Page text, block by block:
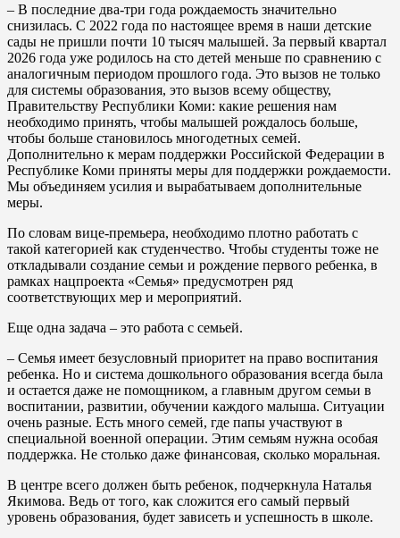
– В последние два-три года рождаемость значительно
снизилась. С 2022 года по настоящее время в наши детские
сады не пришли почти 10 тысяч малышей. За первый квартал
2026 года уже родилось на сто детей меньше по сравнению с
аналогичным периодом прошлого года. Это вызов не только
для системы образования, это вызов всему обществу,
Правительству Республики Коми: какие решения нам
необходимо принять, чтобы малышей рождалось больше,
чтобы больше становилось многодетных семей.
Дополнительно к мерам поддержки Российской Федерации в
Республике Коми приняты меры для поддержки рождаемости.
Мы объединяем усилия и вырабатываем дополнительные
меры.
По словам вице-премьера, необходимо плотно работать с
такой категорией как студенчество. Чтобы студенты тоже не
откладывали создание семьи и рождение первого ребенка, в
рамках нацпроекта «Семья» предусмотрен ряд
соответствующих мер и мероприятий.
Еще одна задача – это работа с семьей.
– Семья имеет безусловный приоритет на право воспитания
ребенка. Но и система дошкольного образования всегда была
и остается даже не помощником, а главным другом семьи в
воспитании, развитии, обучении каждого малыша. Ситуации
очень разные. Есть много семей, где папы участвуют в
специальной военной операции. Этим семьям нужна особая
поддержка. Не столько даже финансовая, сколько моральная.
В центре всего должен быть ребенок, подчеркнула Наталья
Якимова. Ведь от того, как сложится его самый первый
уровень образования, будет зависеть и успешность в школе.